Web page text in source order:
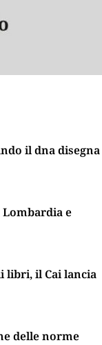
il dna disegna
e
libri, il Cai lancia
delle norme